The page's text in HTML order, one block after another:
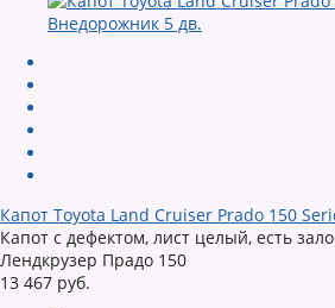
Капот Toyota Land Cruiser Prado 150
Капот с дефектом, лист целый, есть
Лендкрузер Прадо 150
13 467 руб.